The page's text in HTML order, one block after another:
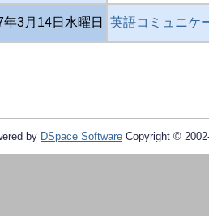
年3月14日水曜日 英語コミュニケ
by DSpace Software Copyright ©